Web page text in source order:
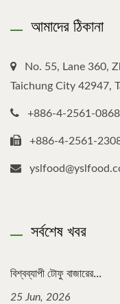
আমাদের ঠিকানা
No. 55, Lane 360,
Taichung City 42947,
+886-4-2561-0868
+886-4-2561-
সর্বশেষ খবর
বিশ্বব্যাপী টোফু বাজারের...
25 Jun, 2026